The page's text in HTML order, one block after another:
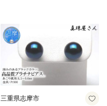
三重県志摩市